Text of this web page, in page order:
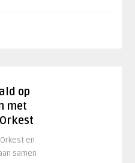
op
met
en
samen